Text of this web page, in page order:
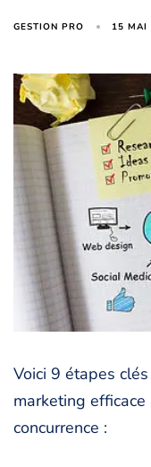
GESTION PRO 15 MAI
Voici 9 étapes
marketing
concurrence :